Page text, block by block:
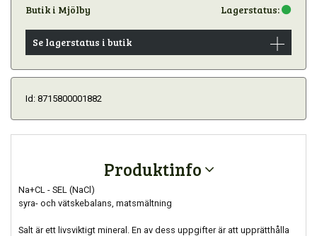
Butik i Mjölby Lagerstatus:
Se lagerstatus i butik
Id: 8715800001882
Produktinfo
Na+CL - SEL (NaCl)
syra- och vätskebalans, matsmältning
Salt är ett livsviktigt mineral. En av dess uppgifter är att upprätthålla